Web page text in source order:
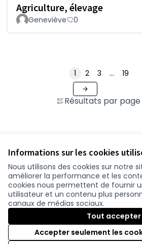
Informations sur les cookies
Nous utilisons des cookies sur notre
améliorer la performance et les
cookies nous permettent de fournir
utilisateur et un contenu plus
canaux de médias sociaux.
Tout accepter
Accepter seulement les
Agriculture, élevage
Geneviève 0
Résultats par page
1 2 3 … 19
Conditions d'utilisation
Paramètres des cookies
participer.loire-atlantique.fr sur
(Nouvelle fenêtre)
participer.loire-atlantique.fr sur
(Nouvelle fenêtre)
participer.loire-atlantique.fr
(Nouvelle fenêtre)